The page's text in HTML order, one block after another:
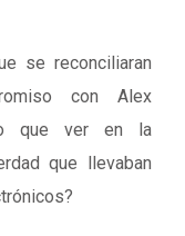
se reconciliaran
con Alex
que ver en la
que llevaban